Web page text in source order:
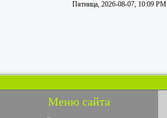
Пятница, 2026-08-07, 10:09 PM
Меню сайта